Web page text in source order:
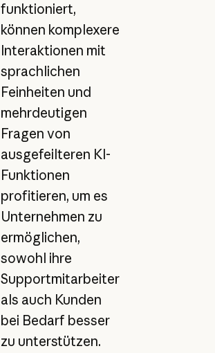
funktioniert,
können komplexere
Interaktionen mit
sprachlichen
Feinheiten und
mehrdeutigen
Fragen von
ausgefeilteren KI-
Funktionen
profitieren, um es
Unternehmen zu
ermöglichen,
sowohl ihre
Supportmitarbeiter
als auch Kunden
bei Bedarf besser
zu unterstützen.